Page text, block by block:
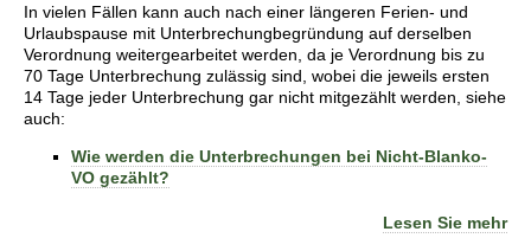
In vielen Fällen kann auch nach einer längeren Ferien- und
Urlaubspause mit Unterbrechungbegründung auf derselben
Verordnung weitergearbeitet werden, da je Verordnung bis zu
70 Tage Unterbrechung zulässig sind, wobei die jeweils ersten
14 Tage jeder Unterbrechung gar nicht mitgezählt werden, siehe
auch:
Wie werden die Unterbrechungen bei Nicht-Blanko-
VO gezählt?
Lesen Sie mehr